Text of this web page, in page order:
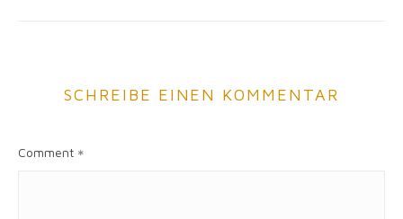
SCHREIBE EINEN KOMMENTAR
Comment *